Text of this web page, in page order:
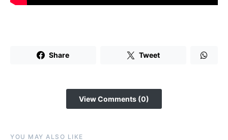
Share Tweet
View Comments (0)
YOU MAY ALSO LIKE